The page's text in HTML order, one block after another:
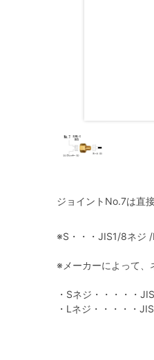
ジョイントNo.7は直
※S・・・JIS1/8ネジ
※メーカーによって、
・Sネジ・・・・・
・Lネジ・・・・・